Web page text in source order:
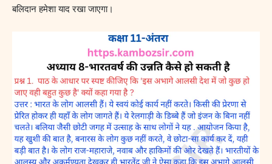
बलिदान हमेशा याद रखा जाएगा।